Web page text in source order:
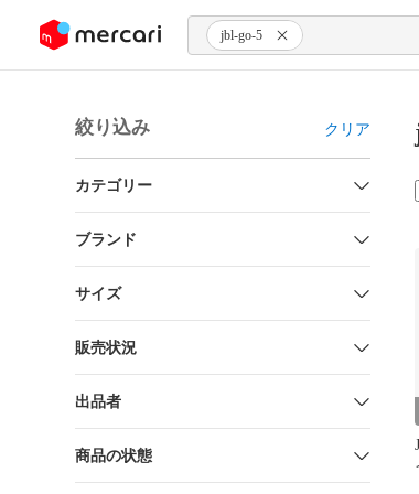
ツにスキップ jbl-go-5
絞り込み クリア
カテゴリー
ブランド
サイズ
販売状況
出品者
商品の状態